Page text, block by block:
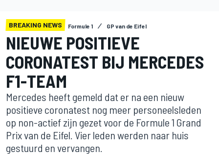
BREAKING NEWS Formule 1 GP van de Eifel
NIEUWE POSITIEVE
CORONATEST BIJ MERCEDES
F1-TEAM
Mercedes heeft gemeld dat er na een nieuw
positieve coronatest nog meer personeelsleden
op non-actief zijn gezet voor de Formule 1 Grand
Prix van de Eifel. Vier leden werden naar huis
gestuurd en vervangen.